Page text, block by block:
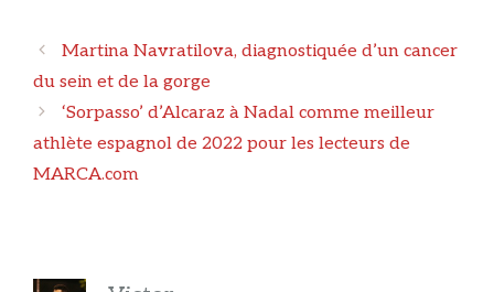
Navigation
des
articles
Martina Navratilova, diagnostiquée d’un cancer
du sein et de la gorge
‘Sorpasso’ d’Alcaraz à Nadal comme meilleur
athlète espagnol de 2022 pour les lecteurs de
MARCA.com